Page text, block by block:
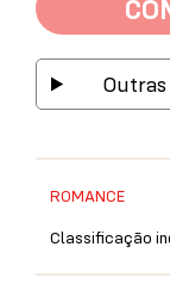
ROMANCE
Classificação